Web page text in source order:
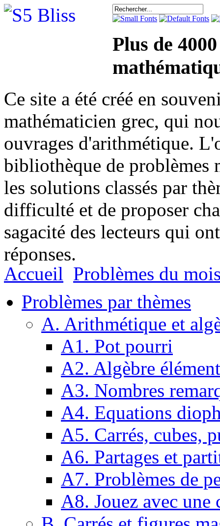
Plus de
Ce site a été créé en
mathématicien grec, qui
ouvrages d'arithmétique.
bibliothèque de problèmes
les solutions classés par
difficulté et de proposer
sagacité des lecteurs qui
réponses.
Accueil Problèmes du
Problèmes par thèmes
A. Arithmétique et
A1. Pot pourri
A2. Algèbre
A3. Nombres
A4. Equations
A5. Carrés, cubes,
A6. Partages et
A7. Problèmes de
A8. Jouez avec une